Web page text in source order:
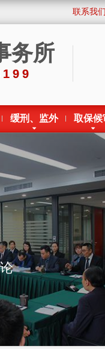
联系我们
务所
缓刑、监外 取保候